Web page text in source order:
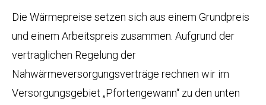
Die Wärmepreise setzen sich aus einem Grundpreis
und einem Arbeitspreis zusammen. Aufgrund der
vertraglichen Regelung der
Nahwärmeversorgungsverträge rechnen wir im
Versorgungsgebiet „Pfortengewann“ zu den unten